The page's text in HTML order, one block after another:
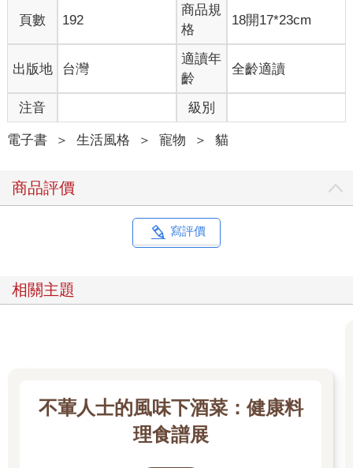
頁數 192
商品規
格
18開17*23cm
出版地 台灣
適讀年
齡
全齡適讀
注音 級別
電子書 ＞ 生活風格 ＞ 寵物 ＞ 貓
商品評價
寫評價
相關主題
不葷人士的風味下酒菜：健康料
理食譜展